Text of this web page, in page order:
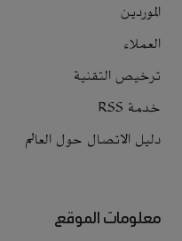
الموردين
العملاء
ترخيص التقنية
خدمة RSS
دليل الاتصال حول العالم
معلومات الموقع